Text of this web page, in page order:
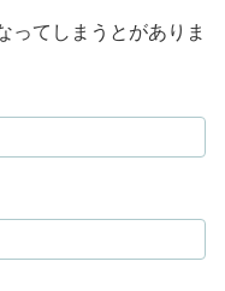
ってしまうとがありま